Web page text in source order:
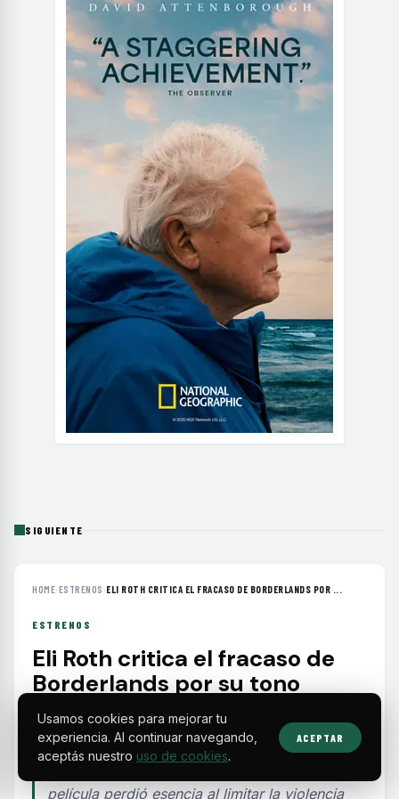
SIGUIENTE
HOME›ESTRENOS ›ELI ROTH CRITICA EL FRACASO DE BORDERLANDS POR ...
ESTRENOS
Eli Roth critica el fracaso de
Borderlands por su tono
reducido y presupuesto
conservador
película perdió esencia al limitar la violencia
Usamos cookies para mejorar tu
experiencia. Al continuar navegando,
aceptás nuestro uso de cookies.
ACEPTAR